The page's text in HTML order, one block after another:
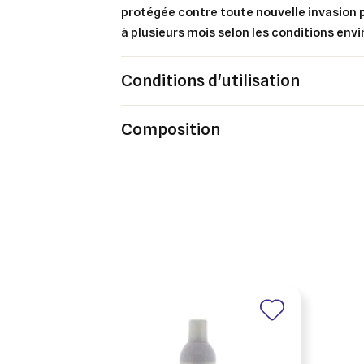
protégée contre toute nouvelle invasion
à plusieurs mois selon les conditions
Conditions d'utilisation
Composition